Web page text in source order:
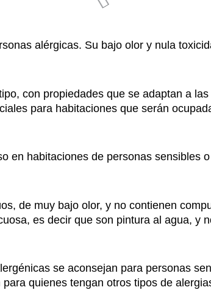
alérgicas. Su bajo olor y nula
con propiedades que se adaptan a
para habitaciones que serán
en habitaciones de personas sensibles
de muy bajo olor, y no contienen
es decir que son pintura al agua, y
se aconsejan para personas
quienes tengan otros tipos de